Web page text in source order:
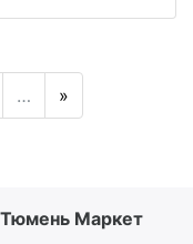
… »
Тюмень Маркет